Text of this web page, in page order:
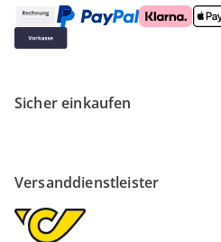
Sicher einkaufen
Versanddienstleister